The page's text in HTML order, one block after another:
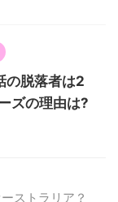
の脱落者は2
ズの理由は?
ストラリア？